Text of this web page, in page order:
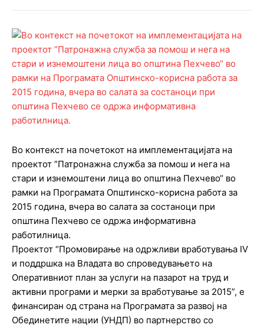
Во контекст на почетокот на имплементацијата на
проектот ”Патронажна служба за помош и нега на
стари и изнемоштени лица во општина Пехчево“ во
рамки на Програмата Општинско-корисна работа за
2015 година, вчера во салата за состаноци при
општина Пехчево се одржа информативна
работилница.
Проектот “Промовирање на одржливи вработувања IV
и поддршка на Владата во спроведувањето на
Оперативниот план за услуги на пазарот на труд и
активни програми и мерки за вработување за 2015”, е
финансиран од страна на Програмата за развој на
Обединетите нации (УНДП) во партнерство со